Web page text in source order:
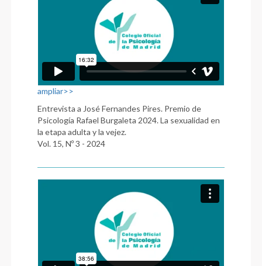
ampliar>>
Entrevista a José Fernandes Pires. Premio de
Psicología Rafael Burgaleta 2024. La sexualidad en
la etapa adulta y la vejez.
Vol. 15, Nº 3 - 2024